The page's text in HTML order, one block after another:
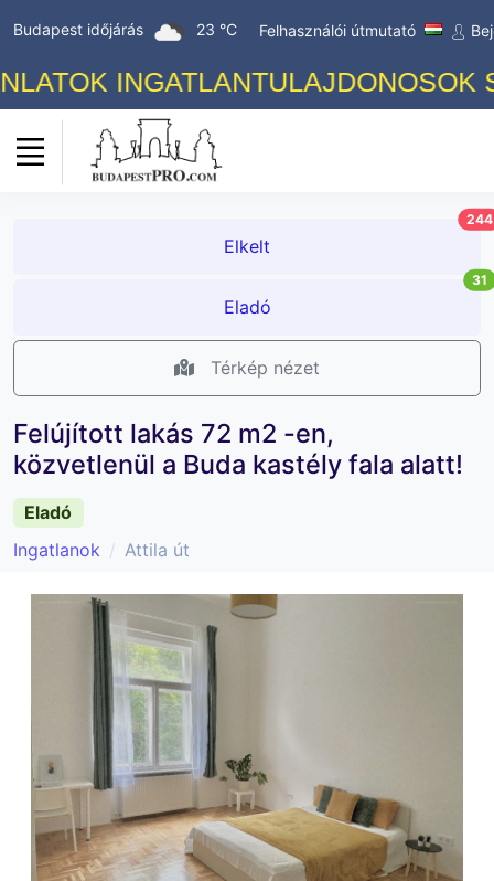
Budapest időjárás 23 °C Felhasználói útmutató
INGATLANTULAJDONOSOK
Elkelt
244
Eladó
31
Térkép nézet
Felújított lakás 72 m2 -en,
közvetlenül a Buda kastély fala alatt!
Eladó
Ingatlanok
Attila út